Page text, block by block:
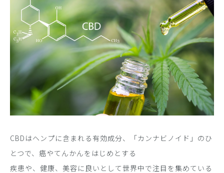
CBDはヘンプに含まれる有効成分、「カンナビノイド」のひ
とつで、癌やてんかんをはじめとする
疾患や、健康、美容に良いとして世界中で注目を集めている